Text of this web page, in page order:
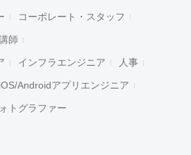
コーポレート・スタッフ
師
インフラエンジニア 人事
iOS/Androidアプリエンジニア
トグラファー